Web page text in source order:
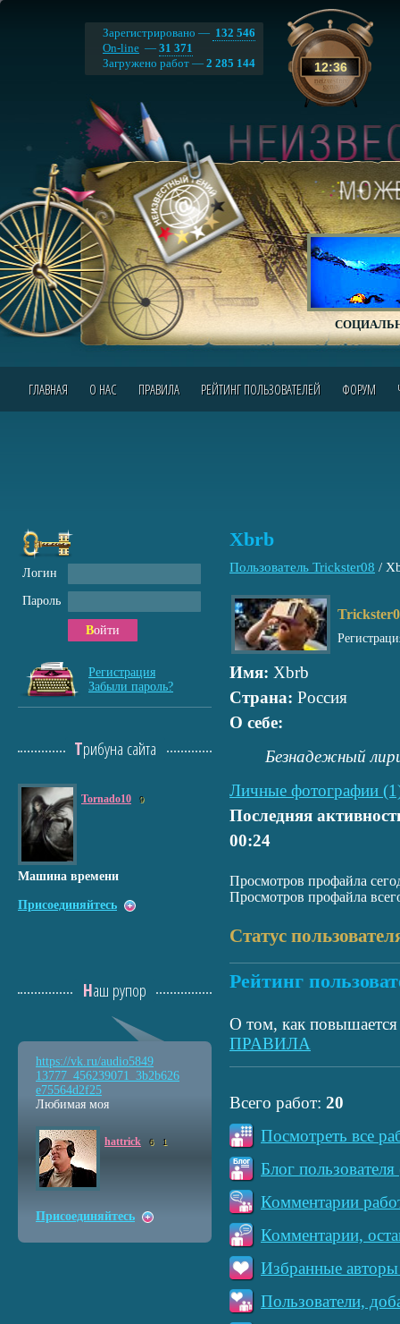
12:36
Зарегистрировано — 132 546
On-line — 31 371
Загружено работ — 2 285 144
ГЛАВНАЯ О НАС ПРАВИЛА РЕЙТИНГ ПОЛЬЗОВАТЕЛЕЙ ФОРУМ
Xbrb
Пользователь Trickster08 /
Имя: Xbrb
Страна: Россия
О себе:
Безнадежный
Личные фотографии
Последняя
00:24
Просмотров профайла
Просмотров профайла
Статус
Рейтинг
О том, как повышается
ПРАВИЛА
Всего работ: 20
Посмотреть все
Блог
Комментарии
Комментарии,
Избранные авторы
Пользователи,
Логин
Пароль
Войти
Регистрация
Забыли пароль?
Трибуна сайта
Tornado10 9
Машина времени
Присоединяйтесь
Наш рупор
https://vk.ru/audio5849
13777_456239071_3b2b626
e75564d2f25
Любимая моя
hattrick 6 1
Присоединяйтесь